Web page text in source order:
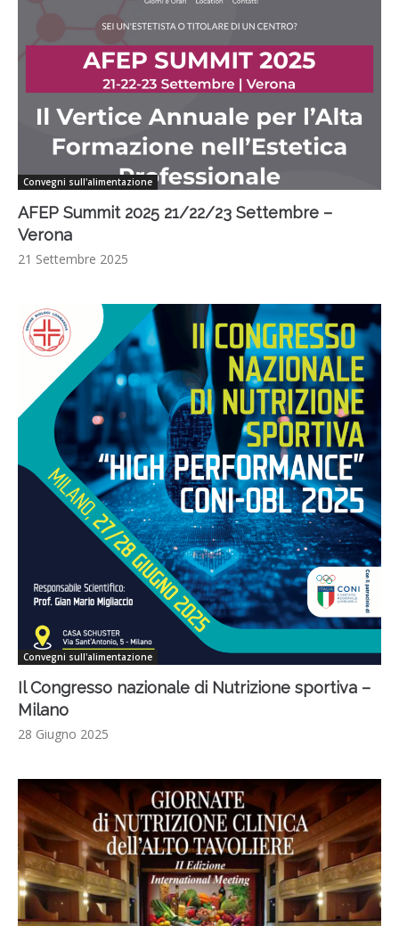
Convegni sull'alimentazione
AFEP Summit 2025 21/22/23 Settembre –
Verona
21 Settembre 2025
Convegni sull'alimentazione
Il Congresso nazionale di Nutrizione sportiva –
Milano
28 Giugno 2025